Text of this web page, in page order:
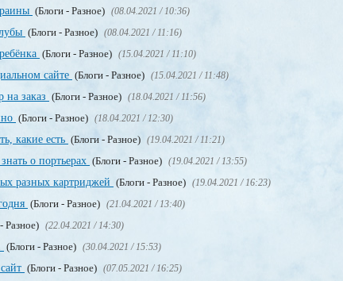
(Блоги - Разное) (08.04.2021 / 10:36)
(Блоги - Разное) (08.04.2021 / 11:16)
(Блоги - Разное) (15.04.2021 / 11:10)
сайте (Блоги - Разное) (15.04.2021 / 11:48)
заказ (Блоги - Разное) (18.04.2021 / 11:56)
(Блоги - Разное) (18.04.2021 / 12:30)
какие есть (Блоги - Разное) (19.04.2021 / 11:21)
о портьерах (Блоги - Разное) (19.04.2021 / 13:55)
разных картриджей (Блоги - Разное) (19.04.2021 / 16:23)
(Блоги - Разное) (21.04.2021 / 13:40)
Разное) (22.04.2021 / 14:30)
(Блоги - Разное) (30.04.2021 / 15:53)
(Блоги - Разное) (07.05.2021 / 16:25)